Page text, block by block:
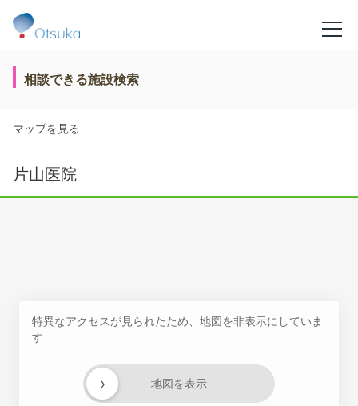
相談できる施設検索
マップを見る
片山医院
特異なアクセスが見られたため、地図を非表示にしていま
す
地図を表示
›